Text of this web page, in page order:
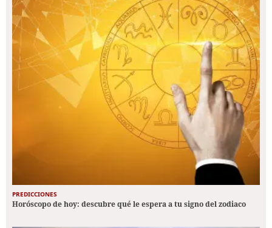
PREDICCIONES
Horóscopo de hoy: descubre qué le espera a tu signo del zodiaco